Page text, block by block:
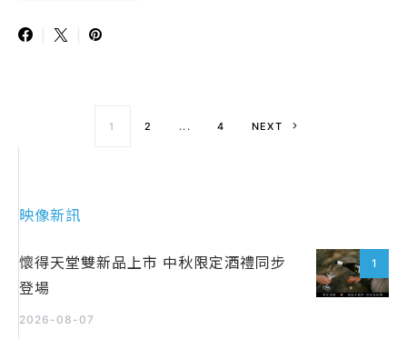
文章導覽
1 2 ... 4 NEXT
映像新訊
1
懷得天堂雙新品上市 中秋限定酒禮同步
登場
2026-08-07